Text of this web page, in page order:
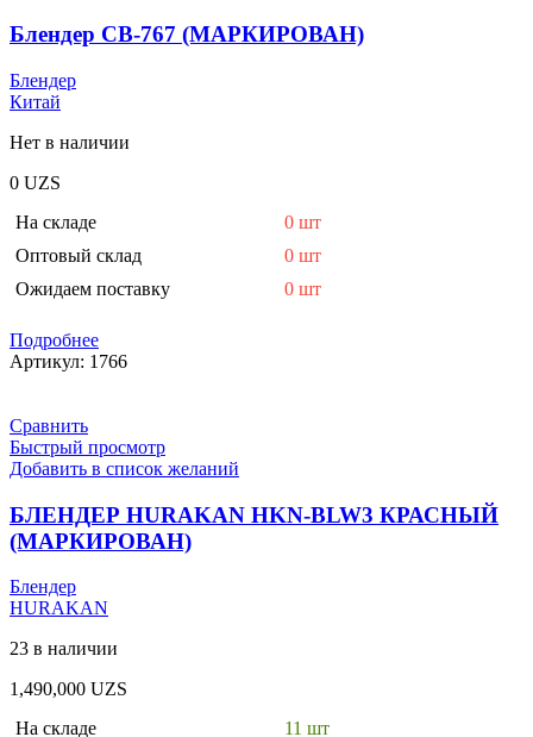
Блендер CB-767 (МАРКИРОВАН)
Блендер
Китай
Нет в наличии
0 UZS
На складе
0 шт
Оптовый склад
0 шт
Ожидаем поставку
0 шт
Подробнее
Артикул: 1766
Сравнить
Быстрый просмотр
Добавить в список желаний
БЛЕНДЕР HURAKAN HKN-BLW3 КРАСНЫЙ
(МАРКИРОВАН)
Блендер
HURAKAN
23 в наличии
1,490,000 UZS
На складе
11 шт